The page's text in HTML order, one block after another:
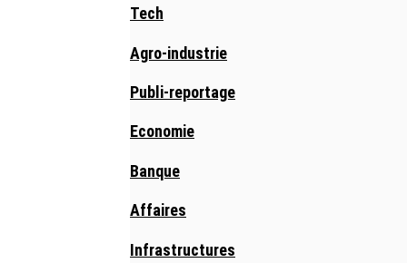
Tech
Agro-industrie
Publi-reportage
Economie
Banque
Affaires
Infrastructures